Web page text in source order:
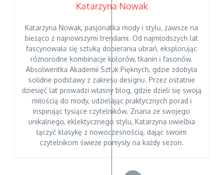
Katarzyna Nowak
Katarzyna Nowak, pasjonatka mody i stylu, zawsze na
bieżąco z najnowszymi trendami. Od najmłodszych lat
fascynowała się sztuką dobierania ubrań, eksplorując
różnorodne kombinacje kolorów, tkanin i fasonów.
Absolwentka Akademii Sztuk Pięknych, gdzie zdobyła
solidne podstawy z zakresu designu. Przez ostatnie
dziesięć lat prowadzi własny blog, gdzie dzieli się swoją
miłością do mody, udzielając praktycznych porad i
inspirując tysiące czytelników. Znana ze swojego
unikalnego, eklektycznego stylu, Katarzyna uwielbia
łączyć klasykę z nowoczesnością, dając swoim
czytelnikom świeże pomysły na każdy sezon.